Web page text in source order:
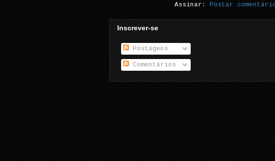
Assinar:Postar
Inscrever-se
Postagens
Comentários